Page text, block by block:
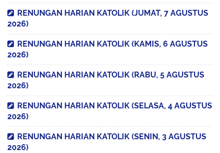
RENUNGAN HARIAN KATOLIK (JUMAT, 7 AGUSTUS
2026)
RENUNGAN HARIAN KATOLIK (KAMIS, 6 AGUSTUS
2026)
RENUNGAN HARIAN KATOLIK (RABU, 5 AGUSTUS
2026)
RENUNGAN HARIAN KATOLIK (SELASA, 4 AGUSTUS
2026)
RENUNGAN HARIAN KATOLIK (SENIN, 3 AGUSTUS
2026)